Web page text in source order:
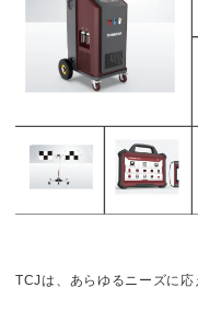
TCJは、あらゆるニーズに応